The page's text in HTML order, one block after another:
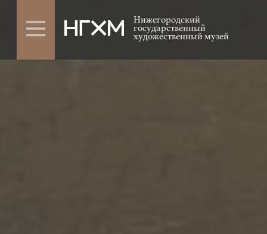
Нижегородский
государственный
художественный музей